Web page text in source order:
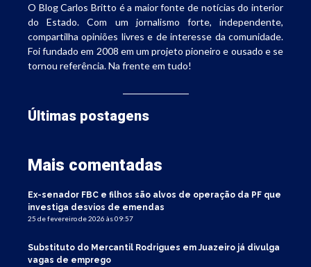
O Blog Carlos Britto é a maior fonte de notícias do interior
do Estado. Com um jornalismo forte, independente,
compartilha opiniões livres e de interesse da comunidade.
Foi fundado em 2008 em um projeto pioneiro e ousado e se
tornou referência. Na frente em tudo!
Últimas postagens
Mais comentadas
Ex-senador FBC e filhos são alvos de operação da PF que
investiga desvios de emendas
25 de fevereiro de 2026 às 09:57
Substituto do Mercantil Rodrigues em Juazeiro já divulga
vagas de emprego